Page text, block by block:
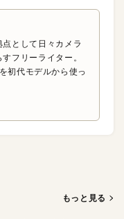
として日々カメラ
フリーライター。
初代モデルから使っ
もっと見る